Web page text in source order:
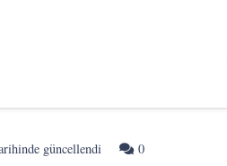
güncellendi 0